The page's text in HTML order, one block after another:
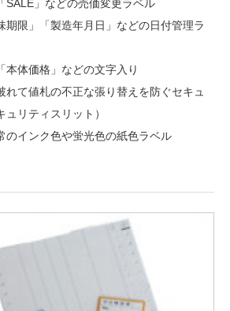
SALE」などの売価変更ラベル
期限」「製造年月日」などの日付管理ラ
本体価格」などの文字入り
れて値札の不正な張り替えを防ぐセキュ
ュリティスリット）
のインク色や蛍光色の紙色ラベル